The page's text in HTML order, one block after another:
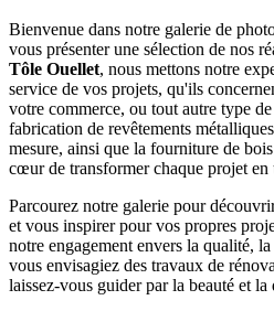
Bienvenue dans notre galerie de
vous présenter une sélection de nos
Tôle Ouellet, nous mettons notre
service de vos projets, qu'ils
votre commerce, ou tout autre type
fabrication de revêtements
mesure, ainsi que la fourniture de
cœur de transformer chaque projet
Parcourez notre galerie pour
et vous inspirer pour vos propres
notre engagement envers la qualité,
vous envisagiez des travaux de
laissez-vous guider par la beauté et